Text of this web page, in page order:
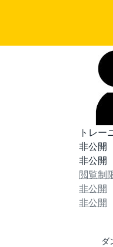
トレー
非公開
非公開
閲覧制
非公開
非公開
ダ